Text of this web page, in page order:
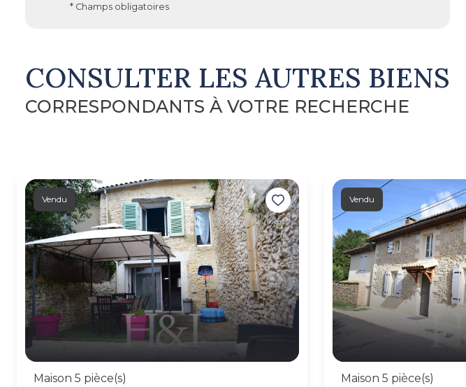
* Champs obligatoires
CONSULTER LES AUTRES BIENS
CORRESPONDANTS À VOTRE RECHERCHE
Vendu
Maison 5 pièce(s)
Vendu
Maison 5 pièce(s)